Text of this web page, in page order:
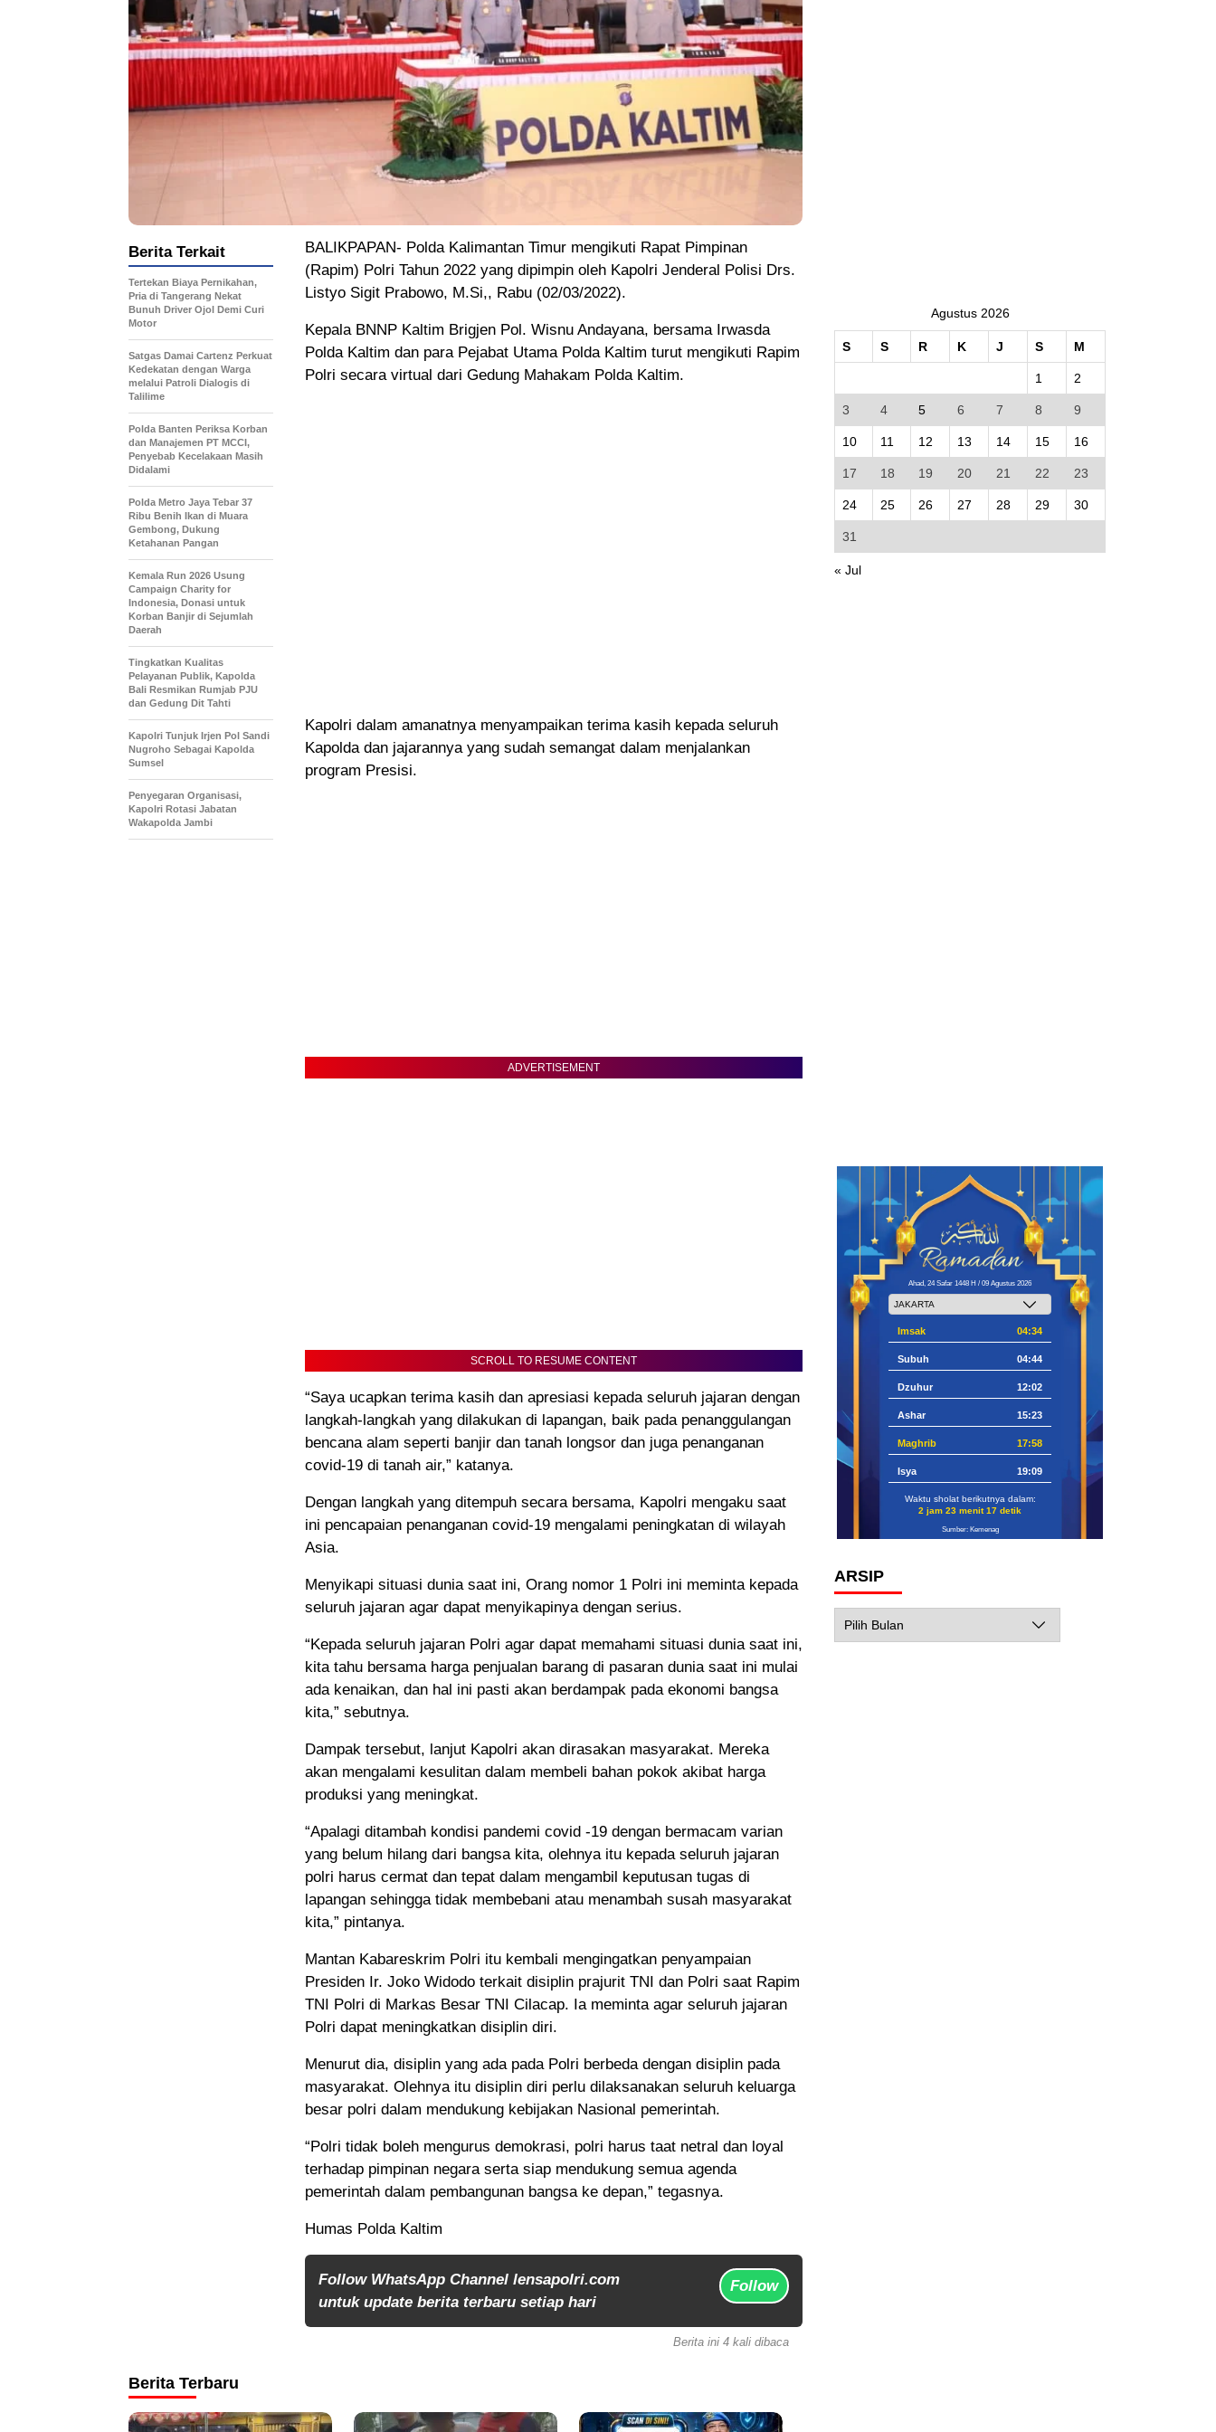
BALIKPAPAN- Polda Kalimantan Timur mengikuti Rapat Pimpinan
(Rapim) Polri Tahun 2022 yang dipimpin oleh Kapolri Jenderal Polisi Drs.
Listyo Sigit Prabowo, M.Si,, Rabu (02/03/2022).
Kepala BNNP Kaltim Brigjen Pol. Wisnu Andayana, bersama Irwasda
Polda Kaltim dan para Pejabat Utama Polda Kaltim turut mengikuti Rapim
Polri secara virtual dari Gedung Mahakam Polda Kaltim.
Kapolri dalam amanatnya menyampaikan terima kasih kepada seluruh
Kapolda dan jajarannya yang sudah semangat dalam menjalankan
program Presisi.
ADVERTISEMENT
SCROLL TO RESUME CONTENT
“Saya ucapkan terima kasih dan apresiasi kepada seluruh jajaran dengan
langkah-langkah yang dilakukan di lapangan, baik pada penanggulangan
bencana alam seperti banjir dan tanah longsor dan juga penanganan
covid-19 di tanah air,” katanya.
Dengan langkah yang ditempuh secara bersama, Kapolri mengaku saat
ini pencapaian penanganan covid-19 mengalami peningkatan di wilayah
Asia.
Menyikapi situasi dunia saat ini, Orang nomor 1 Polri ini meminta kepada
seluruh jajaran agar dapat menyikapinya dengan serius.
“Kepada seluruh jajaran Polri agar dapat memahami situasi dunia saat ini,
kita tahu bersama harga penjualan barang di pasaran dunia saat ini mulai
ada kenaikan, dan hal ini pasti akan berdampak pada ekonomi bangsa
kita,” sebutnya.
Dampak tersebut, lanjut Kapolri akan dirasakan masyarakat. Mereka
akan mengalami kesulitan dalam membeli bahan pokok akibat harga
produksi yang meningkat.
“Apalagi ditambah kondisi pandemi covid -19 dengan bermacam varian
yang belum hilang dari bangsa kita, olehnya itu kepada seluruh jajaran
polri harus cermat dan tepat dalam mengambil keputusan tugas di
lapangan sehingga tidak membebani atau menambah susah masyarakat
kita,” pintanya.
Mantan Kabareskrim Polri itu kembali mengingatkan penyampaian
Presiden Ir. Joko Widodo terkait disiplin prajurit TNI dan Polri saat Rapim
TNI Polri di Markas Besar TNI Cilacap. Ia meminta agar seluruh jajaran
Polri dapat meningkatkan disiplin diri.
Menurut dia, disiplin yang ada pada Polri berbeda dengan disiplin pada
masyarakat. Olehnya itu disiplin diri perlu dilaksanakan seluruh keluarga
besar polri dalam mendukung kebijakan Nasional pemerintah.
“Polri tidak boleh mengurus demokrasi, polri harus taat netral dan loyal
terhadap pimpinan negara serta siap mendukung semua agenda
pemerintah dalam pembangunan bangsa ke depan,” tegasnya.
Humas Polda Kaltim
Follow WhatsApp Channel lensapolri.com
untuk update berita terbaru setiap hari
Follow
Berita Terkait
Tertekan Biaya Pernikahan,
Pria di Tangerang Nekat
Bunuh Driver Ojol Demi Curi
Motor
Satgas Damai Cartenz Perkuat
Kedekatan dengan Warga
melalui Patroli Dialogis di
Talilime
Polda Banten Periksa Korban
dan Manajemen PT MCCI,
Penyebab Kecelakaan Masih
Didalami
Polda Metro Jaya Tebar 37
Ribu Benih Ikan di Muara
Gembong, Dukung
Ketahanan Pangan
Kemala Run 2026 Usung
Campaign Charity for
Indonesia, Donasi untuk
Korban Banjir di Sejumlah
Daerah
Tingkatkan Kualitas
Pelayanan Publik, Kapolda
Bali Resmikan Rumjab PJU
dan Gedung Dit Tahti
Kapolri Tunjuk Irjen Pol Sandi
Nugroho Sebagai Kapolda
Sumsel
Penyegaran Organisasi,
Kapolri Rotasi Jabatan
Wakapolda Jambi
Berita ini 4 kali dibaca
Berita Terbaru
Agustus 2026
S S R K J S M
1 2
3 4 5 6 7 8 9
10 11 12 13 14 15 16
17 18 19 20 21 22 23
24 25 26 27 28 29 30
31
« Jul
Ahad, 24 Safar 1448 H / 09 Agustus 2026
Imsak 04:34
Subuh 04:44
Dzuhur 12:02
Ashar 15:23
Maghrib 17:58
Isya 19:09
Waktu sholat berikutnya dalam:
2 jam 23 menit 16 detik
Sumber: Kemenag
ARSIP